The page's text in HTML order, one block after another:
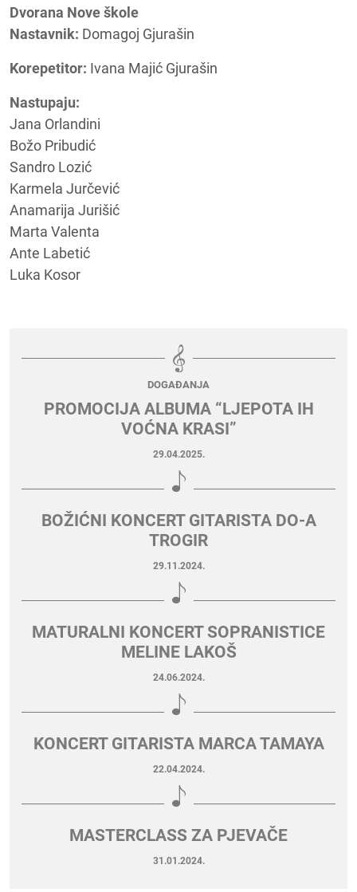
Dvorana Nove škole
Nastavnik: Domagoj Gjurašin
Korepetitor: Ivana Majić Gjurašin
Nastupaju:
Jana Orlandini
Božo Pribudić
Sandro Lozić
Karmela Jurčević
Anamarija Jurišić
Marta Valenta
Ante Labetić
Luka Kosor
DOGAĐANJA
PROMOCIJA ALBUMA “LJEPOTA IH
VOĆNA KRASI”
29.04.2025.
BOŽIĆNI KONCERT GITARISTA DO-A
TROGIR
29.11.2024.
MATURALNI KONCERT SOPRANISTICE
MELINE LAKOŠ
24.06.2024.
KONCERT GITARISTA MARCA TAMAYA
22.04.2024.
MASTERCLASS ZA PJEVAČE
31.01.2024.